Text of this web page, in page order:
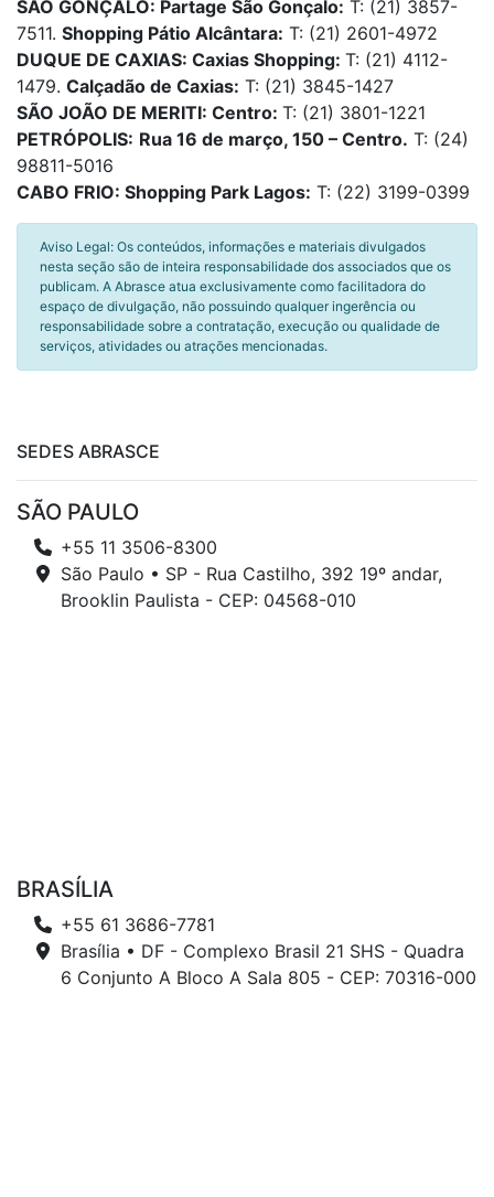
SÃO GONÇALO: Partage São Gonçalo: T: (21) 3857-
7511. Shopping Pátio Alcântara: T: (21) 2601-4972
DUQUE DE CAXIAS: Caxias Shopping: T: (21) 4112-
1479. Calçadão de Caxias: T: (21) 3845-1427
SÃO JOÃO DE MERITI: Centro: T: (21) 3801-1221
PETRÓPOLIS: Rua 16 de março, 150 – Centro. T: (24)
98811-5016
CABO FRIO: Shopping Park Lagos: T: (22) 3199-0399
Aviso Legal: Os conteúdos, informações e materiais divulgados
nesta seção são de inteira responsabilidade dos associados que os
publicam. A Abrasce atua exclusivamente como facilitadora do
espaço de divulgação, não possuindo qualquer ingerência ou
responsabilidade sobre a contratação, execução ou qualidade de
serviços, atividades ou atrações mencionadas.
SEDES ABRASCE
SÃO PAULO
+55 11 3506-8300
São Paulo • SP - Rua Castilho, 392 19º andar,
Brooklin Paulista - CEP: 04568-010
BRASÍLIA
+55 61 3686-7781
Brasília • DF - Complexo Brasil 21 SHS - Quadra
6 Conjunto A Bloco A Sala 805 - CEP: 70316-000